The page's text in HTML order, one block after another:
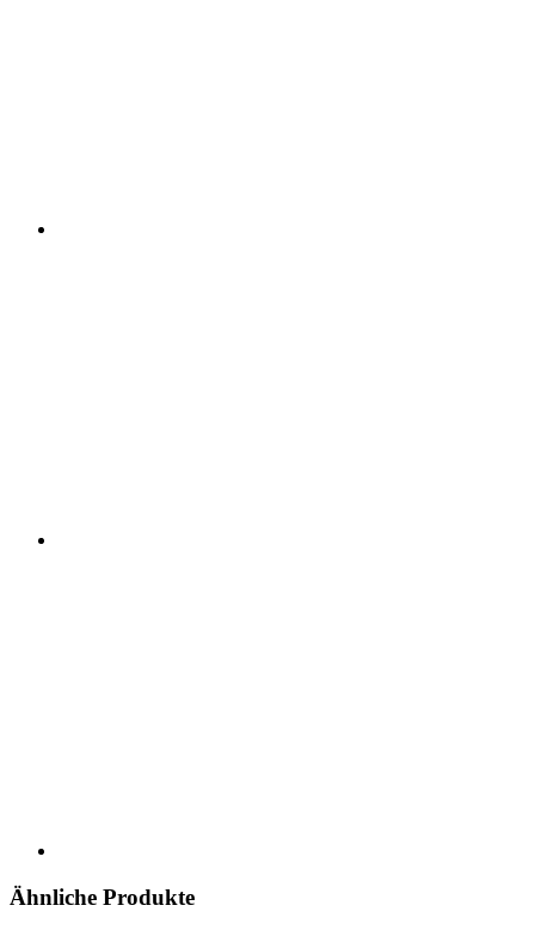
Ähnliche Produkte